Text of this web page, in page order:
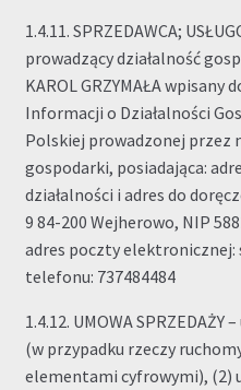
1.4.11. SPRZEDAWCA;
prowadzący działalność
KAROL GRZYMAŁA wpisany
Informacji o Działalności
Polskiej prowadzonej przez
gospodarki, posiadająca:
działalności i adres do
9 84-200 Wejherowo, NIP
adres poczty
telefonu: 737484484
1.4.12. UMOWA
(w przypadku rzeczy
elementami cyfrowymi), (2)